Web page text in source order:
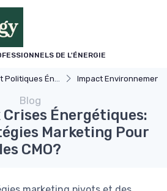
DE L'ÉNERGIE
Énergétiques Impact Environnemental et
Blog
Énergétiques:
Marketing Pour
les CMO?
cookies